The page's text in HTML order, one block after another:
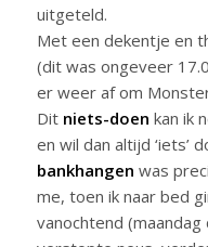
uitgeteld.
Met een dekentje en
(dit was ongeveer
er weer af om
Dit niets-doen kan ik
en wil dan altijd ‘iets’
bankhangen was
me, toen ik naar bed
vanochtend (maandag